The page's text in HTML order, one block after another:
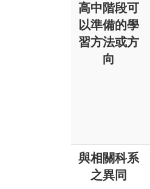
高中階段可
以準備的學
習方法或方
向
與相關科系
之異同